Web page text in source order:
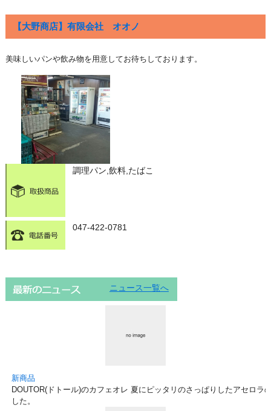
【大野商店】有限会社 オオノ
美味しいパンや飲み物を用意してお待ちしております。
調理パン,飲料,たばこ
047-422-0781
ニュース一覧へ
新商品
DOUTOR(ドトール)のカフェオレ 夏にピッタリのさっぱりしたアセロラ
した。